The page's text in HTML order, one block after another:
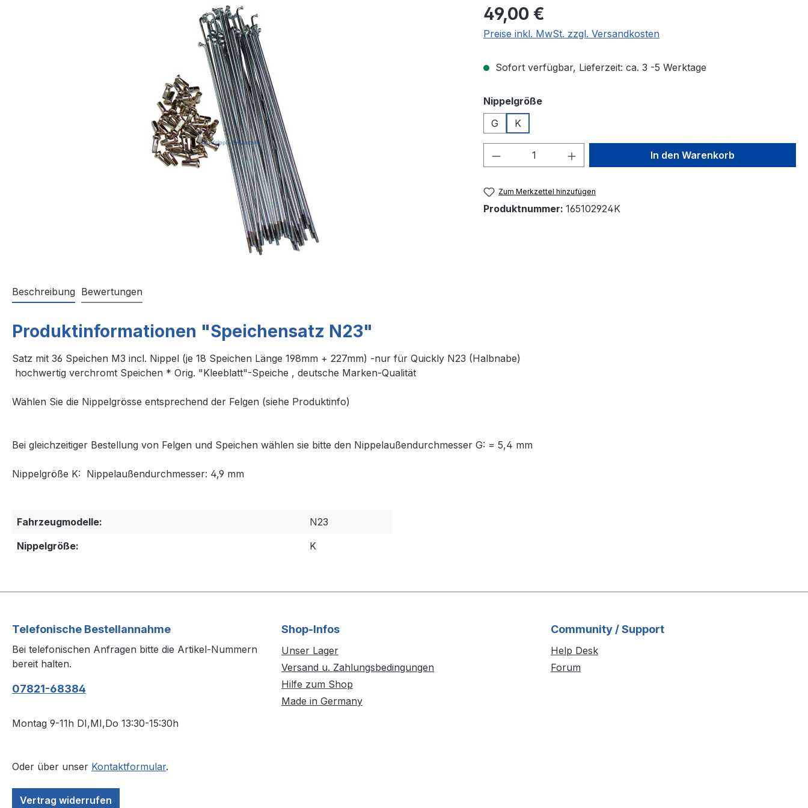
Regulärer Preis:
49,00 €
Preise inkl. MwSt. zzgl. Versandkosten
Sofort verfügbar, Lieferzeit: ca. 3 -5 Werktage
Nippelgrößeauswählen
G
K
Produkt Anzahl: Gib den gewünschten Wert
In den Warenkorb
Zum Merkzettel hinzufügen
Produktnummer: 165102924K
Beschreibung Bewertungen
Produktinformationen "Speichensatz N23"
Satz mit 36 Speichen M3 incl. Nippel (je 18 Speichen Länge 198mm + 227mm) -nur für Quickly N23 (Halbnabe)
hochwertig verchromt Speichen * Orig. "Kleeblatt"-Speiche , deutsche Marken-Qualität
Wählen Sie die Nippelgrösse entsprechend der Felgen (siehe Produktinfo)
Bei gleichzeitiger Bestellung von Felgen und Speichen wählen sie bitte den Nippelaußendurchmesser G: = 5,4 mm
Nippelgröße K: Nippelaußendurchmesser: 4,9 mm
Fahrzeugmodelle:
N23
Nippelgröße:
K
Telefonische Bestellannahme
Bei telefonischen Anfragen bitte die Artikel-Nummern
bereit halten.
07821-68384
Montag 9-11h DI,MI,Do 13:30-15:30h
Oder über unser Kontaktformular.
Vertrag widerrufen
Shop-Infos
Unser Lager
Versand u. Zahlungsbedingungen
Hilfe zum Shop
Made in Germany
Community / Support
Help Desk
Forum